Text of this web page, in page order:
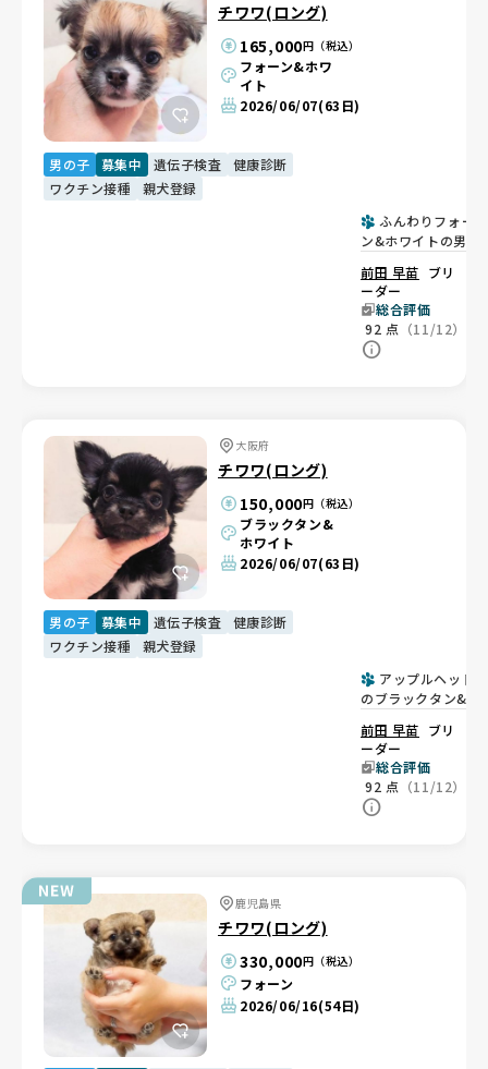
チワワ(ロング)
165,000円（税込）
フォーン&ホワ
イト
2026/06/07(63日)
男の子 募集中 遺伝子検査
健康診断
ワクチン接種
親犬登録
ふんわりフォー
ン&ホワイトの男の
前田 早苗 ブリ
ーダー
総合評価
92 点 （11/12）
大阪府
チワワ(ロング)
150,000円（税込）
ブラックタン&
ホワイト
2026/06/07(63日)
男の子 募集中 遺伝子検査
健康診断
ワクチン接種
親犬登録
アップルヘッド
のブラックタン&ホ
前田 早苗 ブリ
ーダー
総合評価
92 点 （11/12）
鹿児島県
チワワ(ロング)
330,000円（税込）
フォーン
2026/06/16(54日)